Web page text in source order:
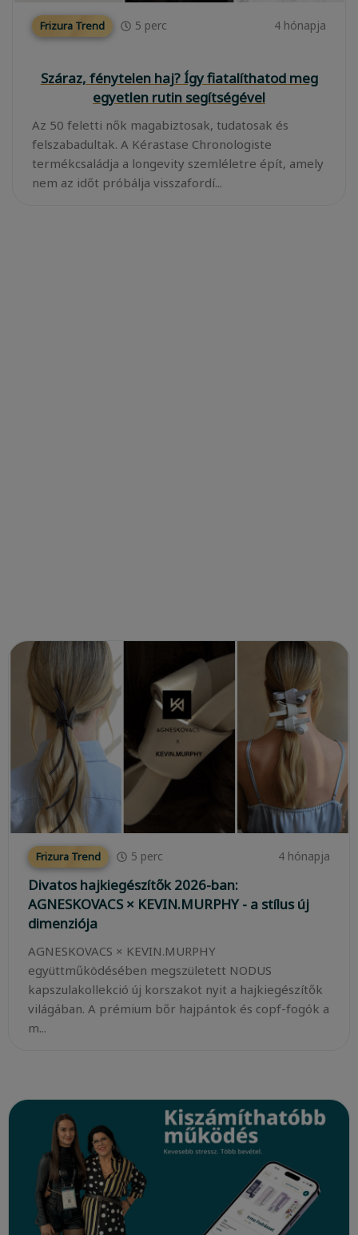
Frizura Trend 5 perc 4 hónapja
Száraz, fénytelen haj? Így fiatalíthatod meg
egyetlen rutin segítségével
Az 50 feletti nők magabiztosak, tudatosak és
felszabadultak. A Kérastase Chronologiste
termékcsaládja a longevity szemléletre épít, amely
nem az időt próbálja visszafordí...
Frizura Trend 5 perc 4 hónapja
Divatos hajkiegészítők 2026-ban:
AGNESKOVACS × KEVIN.MURPHY - a stílus új
dimenziója
AGNESKOVACS × KEVIN.MURPHY
együttműködésében megszületett NODUS
kapszulakollekció új korszakot nyit a hajkiegészítők
világában. A prémium bőr hajpántok és copf-fogók a
m...